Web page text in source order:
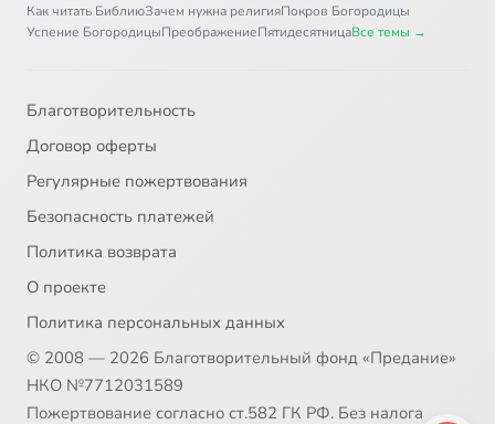
Как читать БиблиюЗачем нужна религияПокров Богородицы
Успение БогородицыПреображениеПятидесятницаВсе темы →
Благотворительность
Договор оферты
Регулярные пожертвования
Безопасность платежей
Политика возврата
О проекте
Политика персональных данных
© 2008 — 2026 Благотворительный фонд «Предание»
НКО №7712031589
Пожертвование согласно ст.582 ГК РФ. Без налога